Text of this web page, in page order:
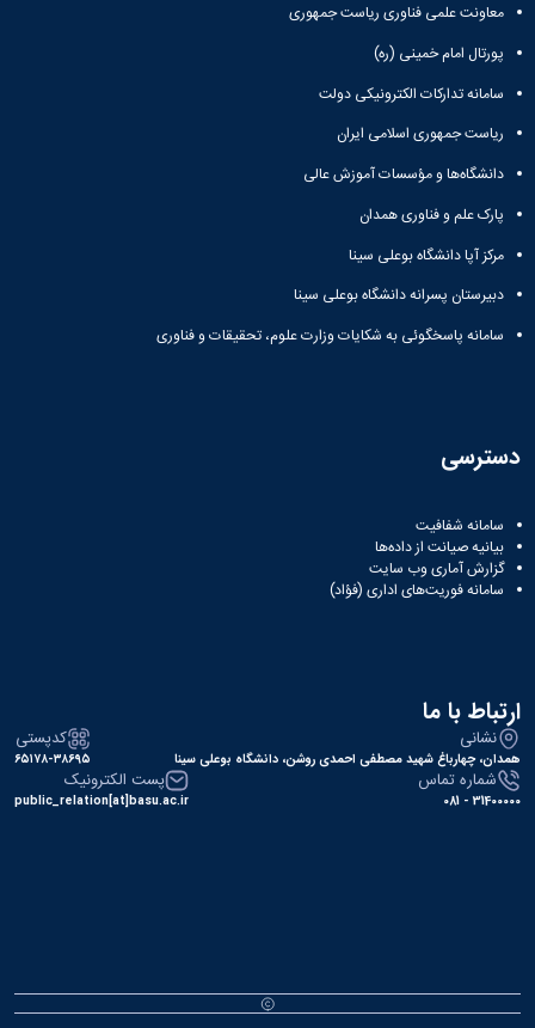
معاونت علمی فناوری ریاست جمهوری
پورتال امام خمینی (ره)
سامانه تدارکات الکترونیکی دولت
ریاست جمهوری اسلامی ایران
دانشگاه‌ها و مؤسسات آموزش عالی
پارک علم و فناوری همدان
مرکز آپا دانشگاه بوعلی سینا
دبیرستان پسرانه دانشگاه بوعلی سینا
سامانه پاسخگوئی به شکایات وزارت علوم، تحقیقات و فناوری
دسترسی
سامانه شفافیت
بیانیه صیانت از داده‌ها
گزارش آماری وب‌ سایت
سامانه فوریت‌های اداری (فؤاد)
ارتباط با ما
نشانی
همدان، چهارباغ شهید مصطفی احمدی روشن، دانشگاه بوعلی سینا
کدپستی
۶۵۱۷۸-۳۸۶۹۵
شماره تماس
31400000 - 081
پست الکترونیک
public_relation[at]basu.ac.ir